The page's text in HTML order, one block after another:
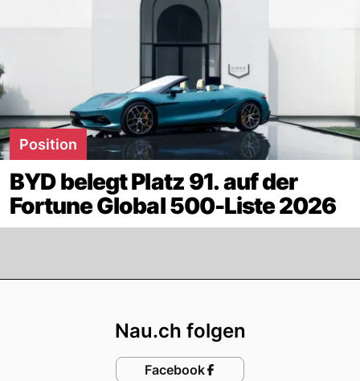
Position
BYD belegt Platz 91. auf der
Fortune Global 500-Liste 2026
Nau.ch folgen
Facebook